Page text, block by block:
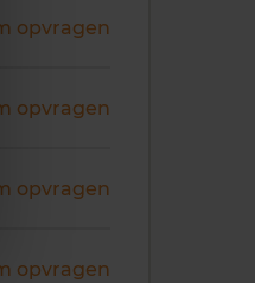
opvragen
opvragen
opvragen
opvragen